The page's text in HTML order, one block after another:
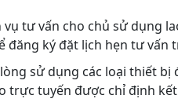
tư vấn cho chủ sử dụng
đăng ký đặt lịch hẹn tư vấn
sử dụng các loại thiết
trực tuyến được chỉ định